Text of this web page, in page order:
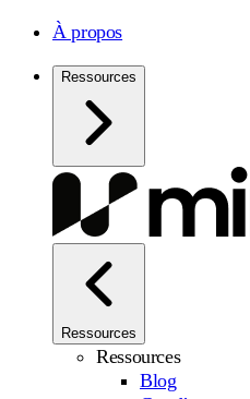
À propos
Ressources
Ressources
Ressources
Blog